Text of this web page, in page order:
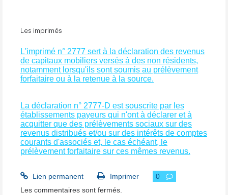
Les imprimés
L'imprimé n° 2777 sert à la déclaration des revenus
de capitaux mobiliers versés à des non résidents,
notamment lorsqu'ils sont soumis au prélèvement
forfaitaire ou à la retenue à la source.
La déclaration n° 2777-D est souscrite par les
établissements payeurs qui n'ont à déclarer et à
acquitter que des prélèvements sociaux sur des
revenus distribués et/ou sur des intérêts de comptes
courants d'associés et, le cas échéant, le
prélèvement forfaitaire sur ces mêmes revenus.
Lien permanent Imprimer
0
Les commentaires sont fermés.